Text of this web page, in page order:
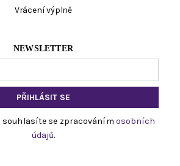
Vrácení výplně
NEWSLETTER
souhlasíte se zpracováním osobních
údajů.